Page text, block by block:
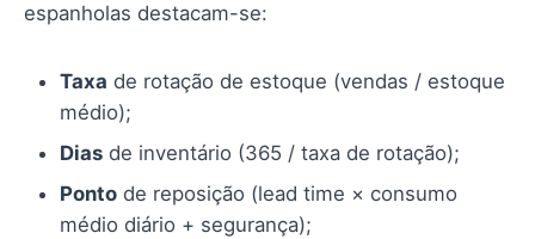
espanholas destacam-se:
Taxa de rotação de estoque (vendas / estoque
médio);
Dias de inventário (365 / taxa de rotação);
Ponto de reposição (lead time × consumo
médio diário + segurança);